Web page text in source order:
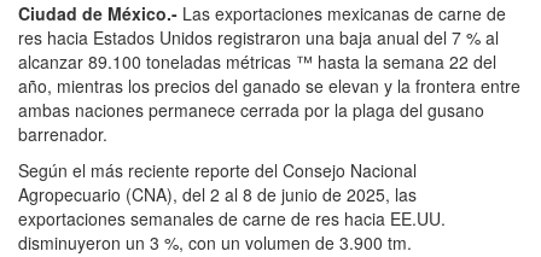
Ciudad de México.- Las exportaciones mexicanas de carne de
res hacia Estados Unidos registraron una baja anual del 7 % al
alcanzar 89.100 toneladas métricas ™ hasta la semana 22 del
año, mientras los precios del ganado se elevan y la frontera entre
ambas naciones permanece cerrada por la plaga del gusano
barrenador.
Según el más reciente reporte del Consejo Nacional
Agropecuario (CNA), del 2 al 8 de junio de 2025, las
exportaciones semanales de carne de res hacia EE.UU.
disminuyeron un 3 %, con un volumen de 3.900 tm.